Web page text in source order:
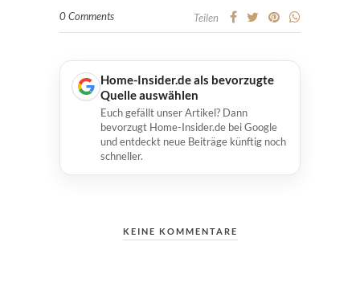
0 Comments Teilen
Home-Insider.de als bevorzugte
Quelle auswählen
Euch gefällt unser Artikel? Dann
bevorzugt Home-Insider.de bei Google
und entdeckt neue Beiträge künftig noch
schneller.
KEINE KOMMENTARE